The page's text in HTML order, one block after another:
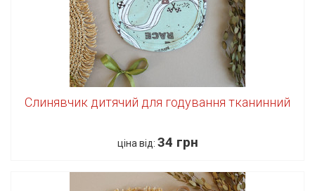
Слинявчик дитячий для годування тканинний
ціна від: 34 грн